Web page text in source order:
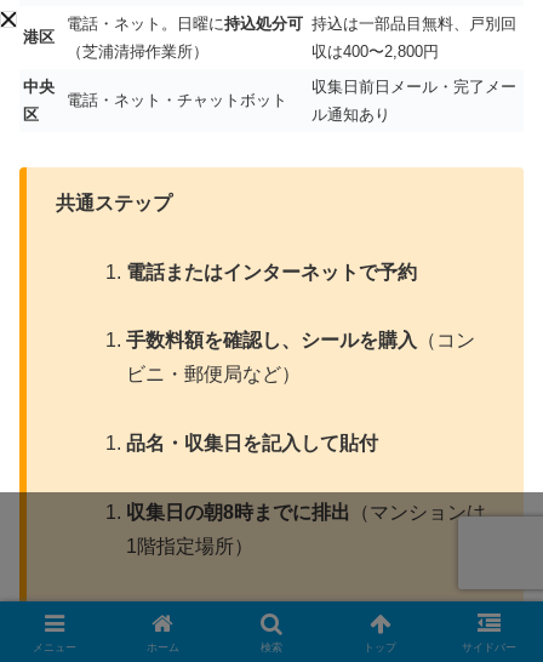
港区
電話・ネット。日曜に持込処分可
（芝浦清掃作業所）
持込は一部品目無料、戸別回
収は400〜2,800円
中央
区
電話・ネット・チャットボット
収集日前日メール・完了メー
ル通知あり
共通ステップ
電話またはインターネットで予約
手数料額を確認し、シールを購入 （コン
ビニ・郵便局など）
品名・収集日を記入して貼付
収集日の朝8時までに排出
（マンションは
1階指定場所）
メニュー ホーム 検索 トップ サイドバー